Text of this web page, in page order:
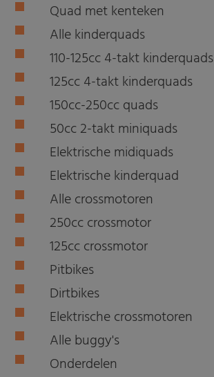
Quad met kenteken
Alle kinderquads
110-125cc 4-takt kinderquads
125cc 4-takt kinderquads
150cc-250cc quads
50cc 2-takt miniquads
Elektrische midiquads
Elektrische kinderquad
Alle crossmotoren
250cc crossmotor
125cc crossmotor
Pitbikes
Dirtbikes
Elektrische crossmotoren
Alle buggy's
Onderdelen